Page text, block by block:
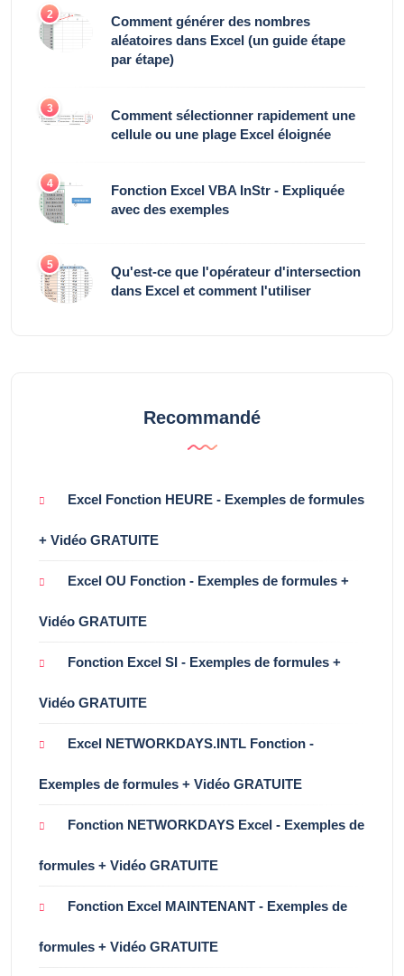
2
Comment générer des nombres
aléatoires dans Excel (un guide étape
par étape)
3
Comment sélectionner rapidement une
cellule ou une plage Excel éloignée
4
Fonction Excel VBA InStr - Expliquée
avec des exemples
5
Qu'est-ce que l'opérateur d'intersection
dans Excel et comment l'utiliser
Recommandé
Excel Fonction HEURE - Exemples de formules
+ Vidéo GRATUITE
Excel OU Fonction - Exemples de formules +
Vidéo GRATUITE
Fonction Excel SI - Exemples de formules +
Vidéo GRATUITE
Excel NETWORKDAYS.INTL Fonction -
Exemples de formules + Vidéo GRATUITE
Fonction NETWORKDAYS Excel - Exemples de
formules + Vidéo GRATUITE
Fonction Excel MAINTENANT - Exemples de
formules + Vidéo GRATUITE